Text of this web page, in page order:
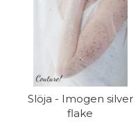
Slöja - Imogen silver
flake